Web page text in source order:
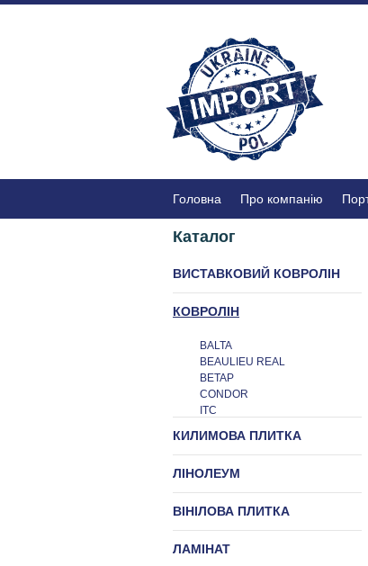
Головна Про компанію
Каталог
ВИСТАВКОВИЙ КОВРОЛІН
КОВРОЛІН
BALTA
BEAULIEU REAL
BETAP
CONDOR
ITC
КИЛИМОВА ПЛИТКА
ЛІНОЛЕУМ
ВІНІЛОВА ПЛИТКА
ЛАМІНАТ